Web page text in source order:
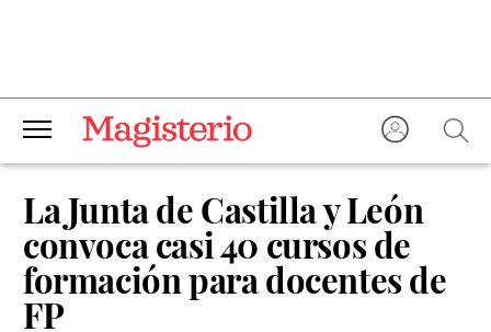
La Junta de Castilla y León
convoca casi 40 cursos de
formación para docentes de
FP